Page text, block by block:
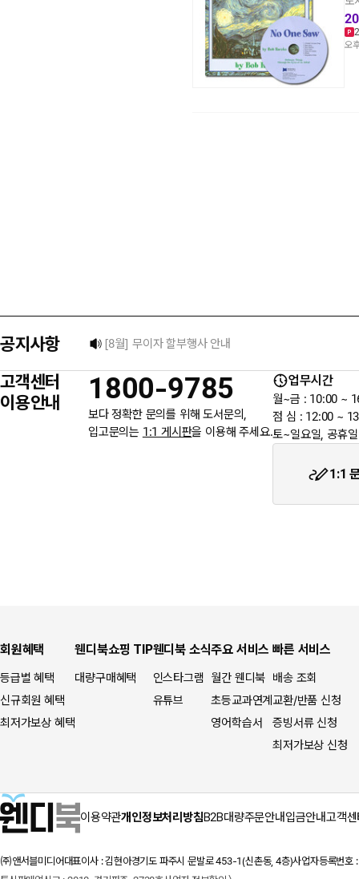
20
오
공지사항 ★ 입금자를 찾습니다.
6월 3일 지방선거일 휴무 안내
고객센터
이용안내
1800-9785
보다 정확한 문의를 위해 도서문의,
입고문의는 1:1 게시판을 이용해 주세요.
업무시간
월~금 : 10:00 ~
점 심 : 12:00 ~
토~일요일, 공휴
1:1
회원혜택
등급별 혜택
신규회원 혜택
최저가보상 혜택
웬디북쇼핑 TIP
대량구매혜택
웬디북 소식
인스타그램
유튜브
주요 서비스
월간 웬디북
초등교과연계
영어학습서
빠른 서비스
배송 조회
교환/반품 신청
증빙서류 신청
최저가보상 신청
이용약관개인정보처리방침B2B대량주문안내입금안내고객
㈜앤서블미디어 대표이사 : 김현아경기도 파주시 문발로 453-1(신촌동, 4층)사업자등록번